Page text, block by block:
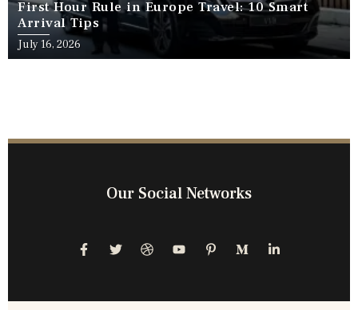
First Hour Rule in Europe Travel: 10 Smart
Arrival Tips
July 16, 2026
Our Social Networks